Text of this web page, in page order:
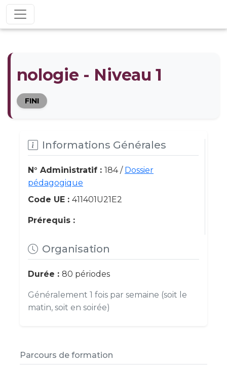
nologie - Niveau 1
FINI
Informations Générales
N° Administratif : 184 / Dossier
pédagogique
Code UE : 411401U21E2
Prérequis :
Organisation
Durée : 80 périodes
Généralement 1 fois par semaine (soit le
matin, soit en soirée)
Parcours de formation